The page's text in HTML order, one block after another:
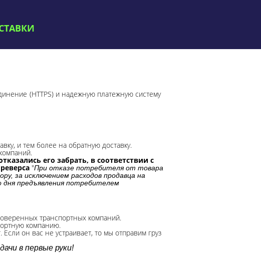
(HTTPS) и надежную платежную систему
и тем более на обратную доставку.
его забрать, в соответствии с
"При отказе потребителя от товара
за исключением расходов продавца на
дня предъявления потребителем
транспортных компаний.
компанию.
он вас не устраивает, то мы отправим груз
в первые руки!